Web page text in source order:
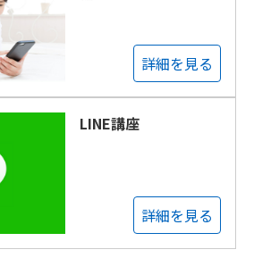
詳細を見る
LINE講座
詳細を見る